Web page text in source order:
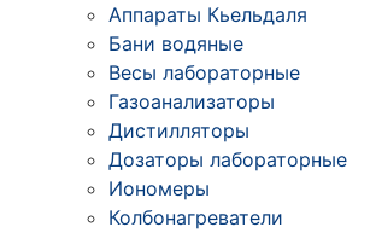
Аппараты Кьельдаля
Бани водяные
Весы лабораторные
Газоанализаторы
Дистилляторы
Дозаторы лабораторные
Иономеры
Колбонагреватели